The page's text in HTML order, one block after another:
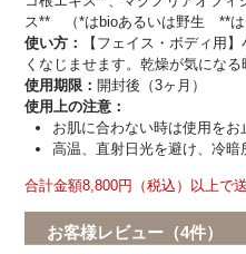
ス** （*はbioあるいは野生 **は
使い方：
【フェイス・ボディ用
くなじませます。乾燥が気にな
使用期限： 開封後（3ヶ月）
使用上の注意：
お肌に合わない時は使用をお
高温、直射日光を避け、冷暗
合計金額8,800円（税込）以上で
お客様レビュー（4件）